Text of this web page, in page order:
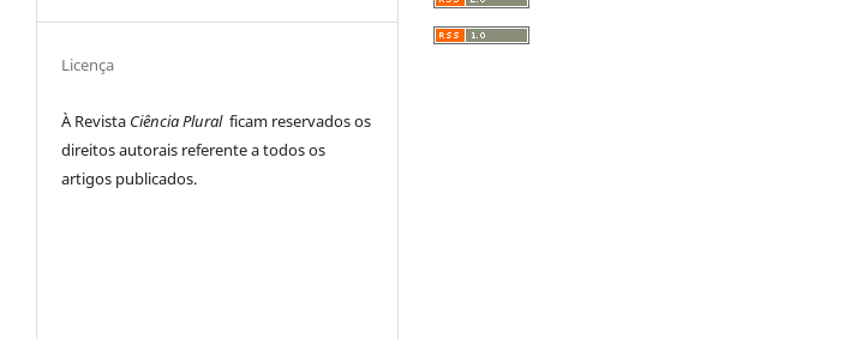
Licença
À Revista Ciência Pluralficam reservados os
direitos autorais referente a todos os
artigos publicados.